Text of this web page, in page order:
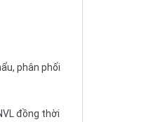
, phân phối
đồng thời